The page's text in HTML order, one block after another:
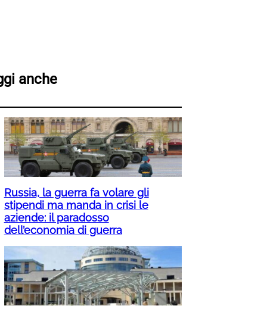
anche
Russia, la guerra fa volare gli
stipendi ma manda in crisi le
aziende: il paradosso
dell’economia di guerra